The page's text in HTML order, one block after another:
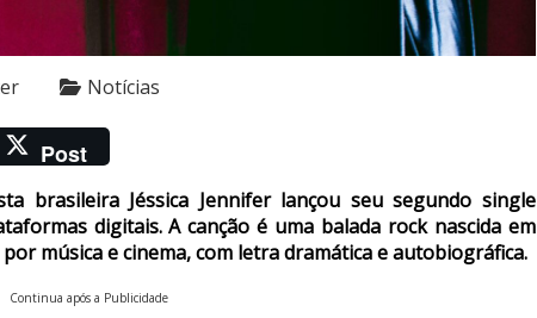
Notícias
Post
brasileira Jéssica Jennifer lançou seu segundo single
digitais. A canção é uma balada rock nascida em
música e cinema, com letra dramática e autobiográfica.
Continua após a Publicidade